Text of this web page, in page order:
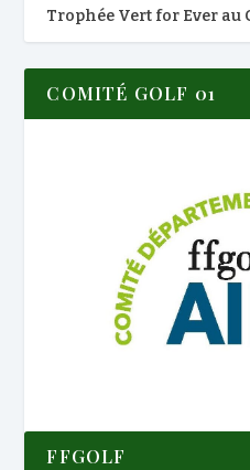
Trophée Vert for Ever au
COMITÉ GOLF 01
FFGOLF